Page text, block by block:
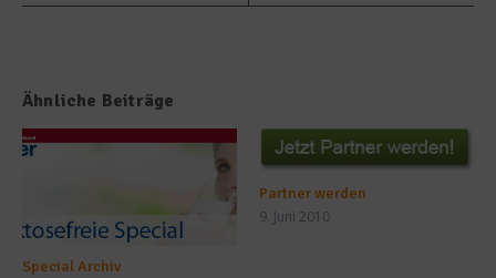
Ähnliche Beiträge
Special Archiv
Partner werden
9. Juni 2010